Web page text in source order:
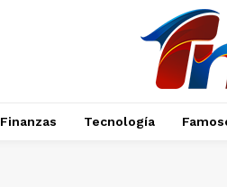
Finanzas Tecnología